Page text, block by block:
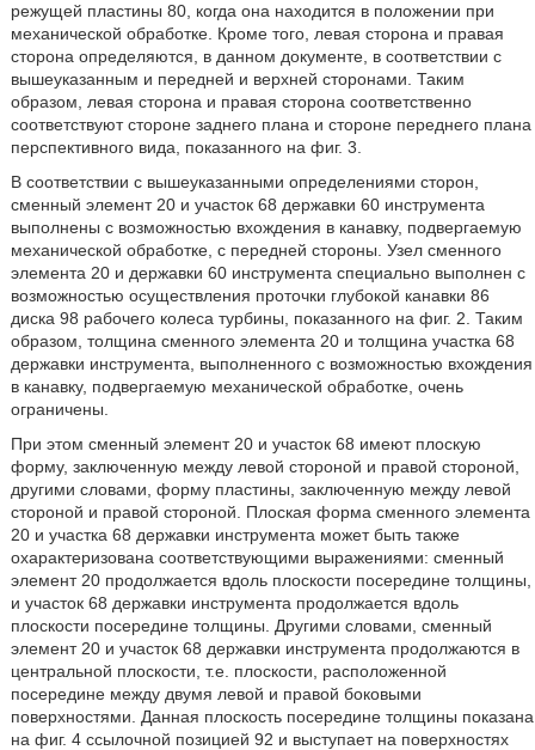
режущей пластины 80, когда она находится в положении при
механической обработке. Кроме того, левая сторона и правая
сторона определяются, в данном документе, в соответствии с
вышеуказанным и передней и верхней сторонами. Таким
образом, левая сторона и правая сторона соответственно
соответствуют стороне заднего плана и стороне переднего плана
перспективного вида, показанного на фиг. 3.
В соответствии с вышеуказанными определениями сторон,
сменный элемент 20 и участок 68 державки 60 инструмента
выполнены с возможностью вхождения в канавку, подвергаемую
механической обработке, с передней стороны. Узел сменного
элемента 20 и державки 60 инструмента специально выполнен с
возможностью осуществления проточки глубокой канавки 86
диска 98 рабочего колеса турбины, показанного на фиг. 2. Таким
образом, толщина сменного элемента 20 и толщина участка 68
державки инструмента, выполненного с возможностью вхождения
в канавку, подвергаемую механической обработке, очень
ограничены.
При этом сменный элемент 20 и участок 68 имеют плоскую
форму, заключенную между левой стороной и правой стороной,
другими словами, форму пластины, заключенную между левой
стороной и правой стороной. Плоская форма сменного элемента
20 и участка 68 державки инструмента может быть также
охарактеризована соответствующими выражениями: сменный
элемент 20 продолжается вдоль плоскости посередине толщины,
и участок 68 державки инструмента продолжается вдоль
плоскости посередине толщины. Другими словами, сменный
элемент 20 и участок 68 державки инструмента продолжаются в
центральной плоскости, т.е. плоскости, расположенной
посередине между двумя левой и правой боковыми
поверхностями. Данная плоскость посередине толщины показана
на фиг. 4 ссылочной позицией 92 и выступает на поверхностях